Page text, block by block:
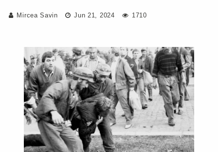
Mircea Savin Jun 21, 2024 1710